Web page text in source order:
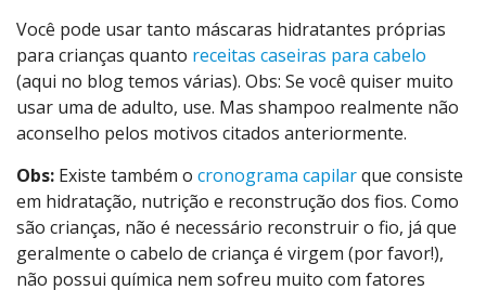
Você pode usar tanto máscaras hidratantes próprias
para crianças quanto receitas caseiras para cabelo
(aqui no blog temos várias). Obs: Se você quiser muito
usar uma de adulto, use. Mas shampoo realmente não
aconselho pelos motivos citados anteriormente.
Obs: Existe também o cronograma capilarque consiste
em hidratação, nutrição e reconstrução dos fios. Como
são crianças, não é necessário reconstruir o fio, já que
geralmente o cabelo de criança é virgem (por favor!),
não possui química nem sofreu muito com fatores